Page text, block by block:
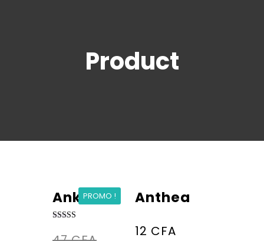
Product
PROMO !
Ankur
4.00
Anthea
12 CFA